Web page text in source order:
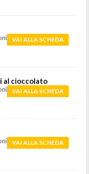
VAI ALLA SCHEDA
al cioccolato
VAI ALLA SCHEDA
VAI ALLA SCHEDA